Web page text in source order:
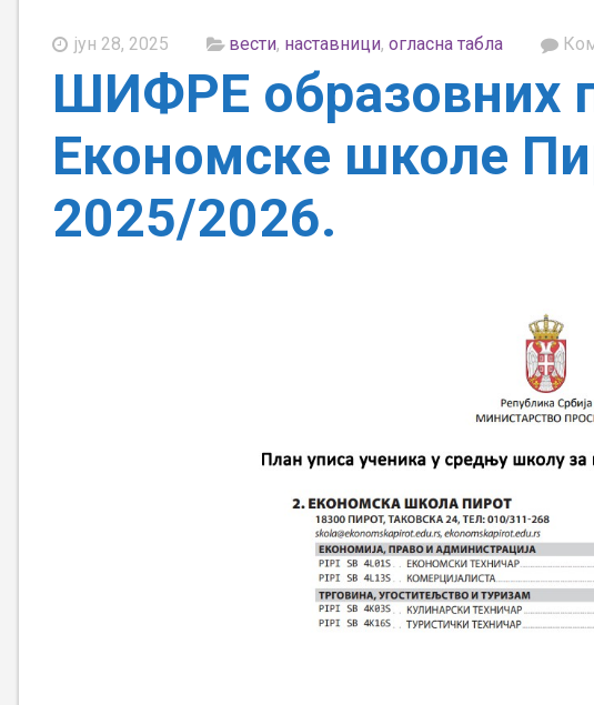
јун 28, 2025 вести, наставници, огласна табла
ШИФРЕ образовних
Економске школе
2025/2026.